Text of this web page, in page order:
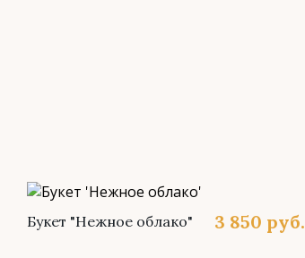
Букет "Нежное облако" 3 850 руб.